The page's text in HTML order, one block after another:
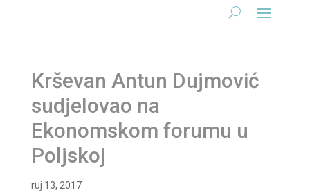
Krševan Antun Dujmović
sudjelovao na
Ekonomskom forumu u
Poljskoj
ruj 13, 2017